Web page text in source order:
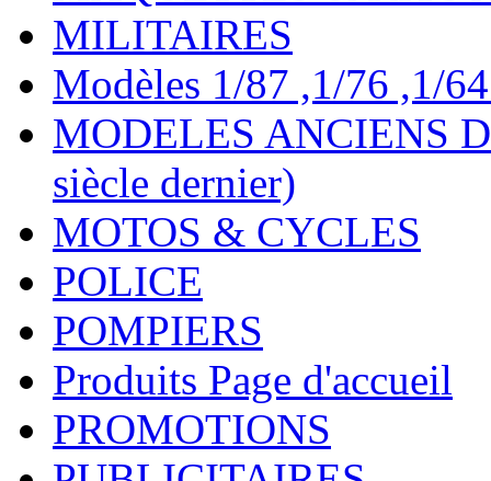
MILITAIRES
Modèles 1/87 ,1/76 ,1/
MODELES ANCIENS
siècle dernier)
MOTOS & CYCLES
POLICE
POMPIERS
Produits Page d'accueil
PROMOTIONS